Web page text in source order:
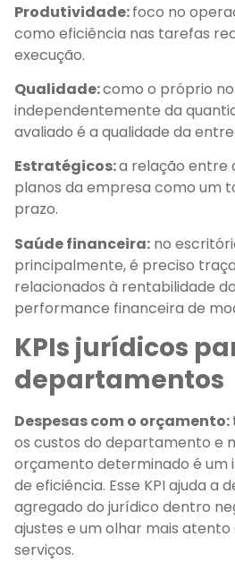
Produtividade:foco no
como eficiência nas tarefas
execução.
Qualidade:como o próprio
independentemente da
avaliado é a qualidade da
Estratégicos:a relação entre
planos da empresa como um
prazo.
Saúde financeira: no
principalmente, é preciso
relacionados à rentabilidade
performance financeira de
KPIs jurídicos
departamentos
Despesas com o orçamento:
os custos do departamento e
orçamento determinado é
de eficiência. Esse KPI ajuda a
agregado do jurídico dentro
ajustes e um olhar mais
serviços.